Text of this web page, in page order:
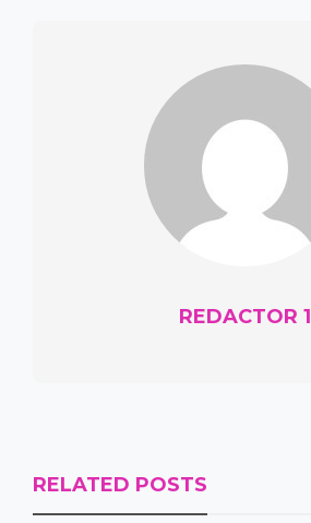
REDACTOR 1
RELATED POSTS